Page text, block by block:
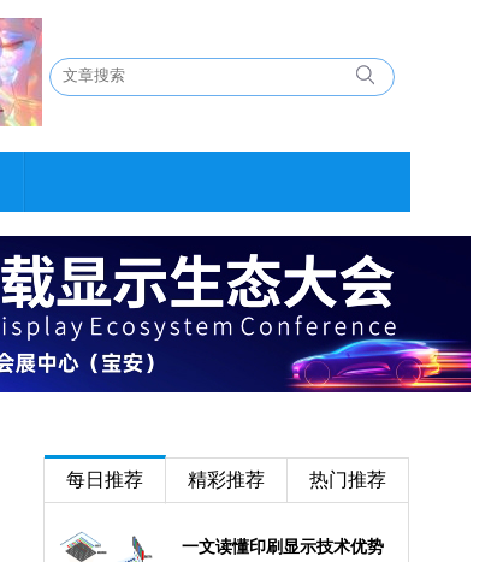
每日推荐 精彩推荐 热门推荐
一文读懂印刷显示技术优势